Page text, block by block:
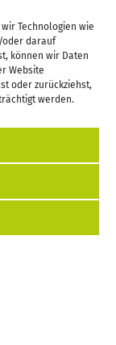
Technologien wie
oder darauf
können wir Daten
Website
oder zurückziehst,
werden.
Richtlinie (EU)